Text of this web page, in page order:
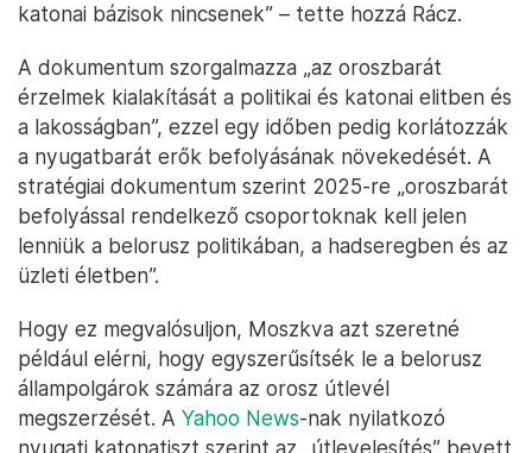
katonai bázisok nincsenek” – tette hozzá Rácz.
A dokumentum szorgalmazza „az oroszbarát
érzelmek kialakítását a politikai és katonai elitben és
a lakosságban”, ezzel egy időben pedig korlátozzák
a nyugatbarát erők befolyásának növekedését. A
stratégiai dokumentum szerint 2025-re „oroszbarát
befolyással rendelkező csoportoknak kell jelen
lenniük a belorusz politikában, a hadseregben és az
üzleti életben”.
Hogy ez megvalósuljon, Moszkva azt szeretné
például elérni, hogy egyszerűsítsék le a belorusz
állampolgárok számára az orosz útlevél
megszerzését. A Yahoo News-nak nyilatkozó
nyugati katonatiszt szerint az „útlevelesítés” bevett